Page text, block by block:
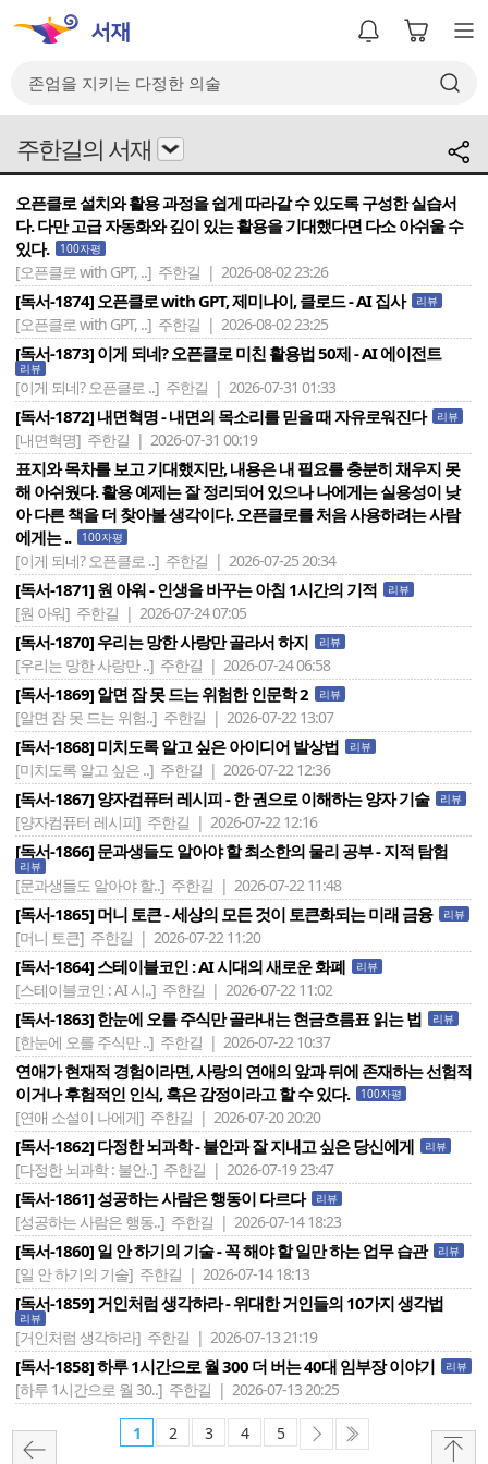
주한길의 서재
오픈클로 설치와 활용 과정을 쉽게 따라갈 수 있도록 구성한 실습서
다. 다만 고급 자동화와 깊이 있는 활용을 기대했다면 다소 아쉬울 수
있다.
100자평
[오픈클로 with GPT, ..] 주한길 | 2026-08-02 23:26
[독서-1874] 오픈클로 with GPT, 제미나이, 클로드 - AI 집사 리뷰
[오픈클로 with GPT, ..] 주한길 | 2026-08-02 23:25
[독서-1873] 이게 되네? 오픈클로 미친 활용법 50제 - AI 에이전트
리뷰
[이게 되네? 오픈클로 ..] 주한길 | 2026-07-31 01:33
[독서-1872] 내면혁명 - 내면의 목소리를 믿을 때 자유로워진다 리뷰
[내면혁명] 주한길 | 2026-07-31 00:19
표지와 목차를 보고 기대했지만, 내용은 내 필요를 충분히 채우지 못
해 아쉬웠다. 활용 예제는 잘 정리되어 있으나 나에게는 실용성이 낮
아 다른 책을 더 찾아볼 생각이다. 오픈클로를 처음 사용하려는 사람
에게는 ..
100자평
[이게 되네? 오픈클로 ..] 주한길 | 2026-07-25 20:34
[독서-1871] 원 아워 - 인생을 바꾸는 아침 1시간의 기적 리뷰
[원 아워] 주한길 | 2026-07-24 07:05
[독서-1870] 우리는 망한 사랑만 골라서 하지 리뷰
[우리는 망한 사랑만 ..] 주한길 | 2026-07-24 06:58
[독서-1869] 알면 잠 못 드는 위험한 인문학 2 리뷰
[알면 잠 못 드는 위험..] 주한길 | 2026-07-22 13:07
[독서-1868] 미치도록 알고 싶은 아이디어 발상법 리뷰
[미치도록 알고 싶은 ..] 주한길 | 2026-07-22 12:36
[독서-1867] 양자컴퓨터 레시피 - 한 권으로 이해하는 양자 기술 리뷰
[양자컴퓨터 레시피] 주한길 | 2026-07-22 12:16
[독서-1866] 문과생들도 알아야 할 최소한의 물리 공부 - 지적 탐험
리뷰
[문과생들도 알아야 할..] 주한길 | 2026-07-22 11:48
[독서-1865] 머니 토큰 - 세상의 모든 것이 토큰화되는 미래 금융 리뷰
[머니 토큰] 주한길 | 2026-07-22 11:20
[독서-1864] 스테이블코인 : AI 시대의 새로운 화폐 리뷰
[스테이블코인 : AI 시..] 주한길 | 2026-07-22 11:02
[독서-1863] 한눈에 오를 주식만 골라내는 현금흐름표 읽는 법 리뷰
[한눈에 오를 주식만 ..] 주한길 | 2026-07-22 10:37
연애가 현재적 경험이라면, 사랑의 연애의 앞과 뒤에 존재하는 선험적
이거나 후험적인 인식, 혹은 감정이라고 할 수 있다.
100자평
[연애 소설이 나에게] 주한길 | 2026-07-20 20:20
[독서-1862] 다정한 뇌과학 - 불안과 잘 지내고 싶은 당신에게 리뷰
[다정한 뇌과학 : 불안..] 주한길 | 2026-07-19 23:47
[독서-1861] 성공하는 사람은 행동이 다르다 리뷰
[성공하는 사람은 행동..] 주한길 | 2026-07-14 18:23
[독서-1860] 일 안 하기의 기술 - 꼭 해야 할 일만 하는 업무 습관 리뷰
[일 안 하기의 기술] 주한길 | 2026-07-14 18:13
[독서-1859] 거인처럼 생각하라 - 위대한 거인들의 10가지 생각법
리뷰
[거인처럼 생각하라] 주한길 | 2026-07-13 21:19
[독서-1858] 하루 1시간으로 월 300 더 버는 40대 임부장 이야기 리뷰
[하루 1시간으로 월 30..] 주한길 | 2026-07-13 20:25
1 2 3 4 5